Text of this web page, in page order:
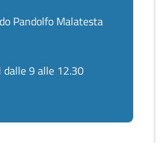
Pandolfo Malatesta
9 alle 12.30